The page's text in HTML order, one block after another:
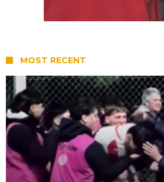
MOST RECENT